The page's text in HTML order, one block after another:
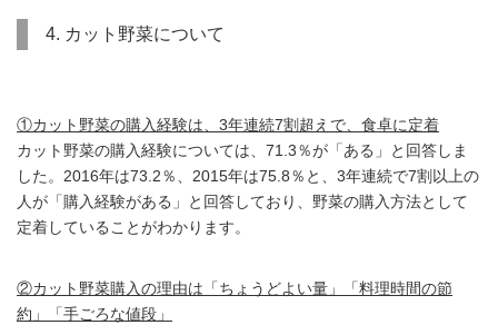
4. カット野菜について
①カット野菜の購入経験は、3年連続7割超えで、食卓に定着
カット野菜の購入経験については、71.3％が「ある」と回答しま
した。2016年は73.2％、2015年は75.8％と、3年連続で7割以上の
人が「購入経験がある」と回答しており、野菜の購入方法として
定着していることがわかります。
②カット野菜購入の理由は「ちょうどよい量」「料理時間の節
約」「手ごろな値段」